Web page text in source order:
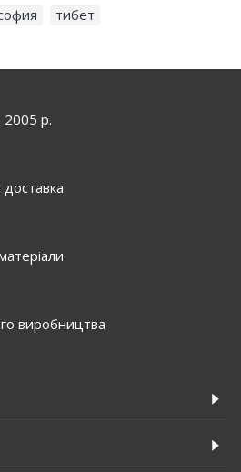
тибет
р.
виробництва